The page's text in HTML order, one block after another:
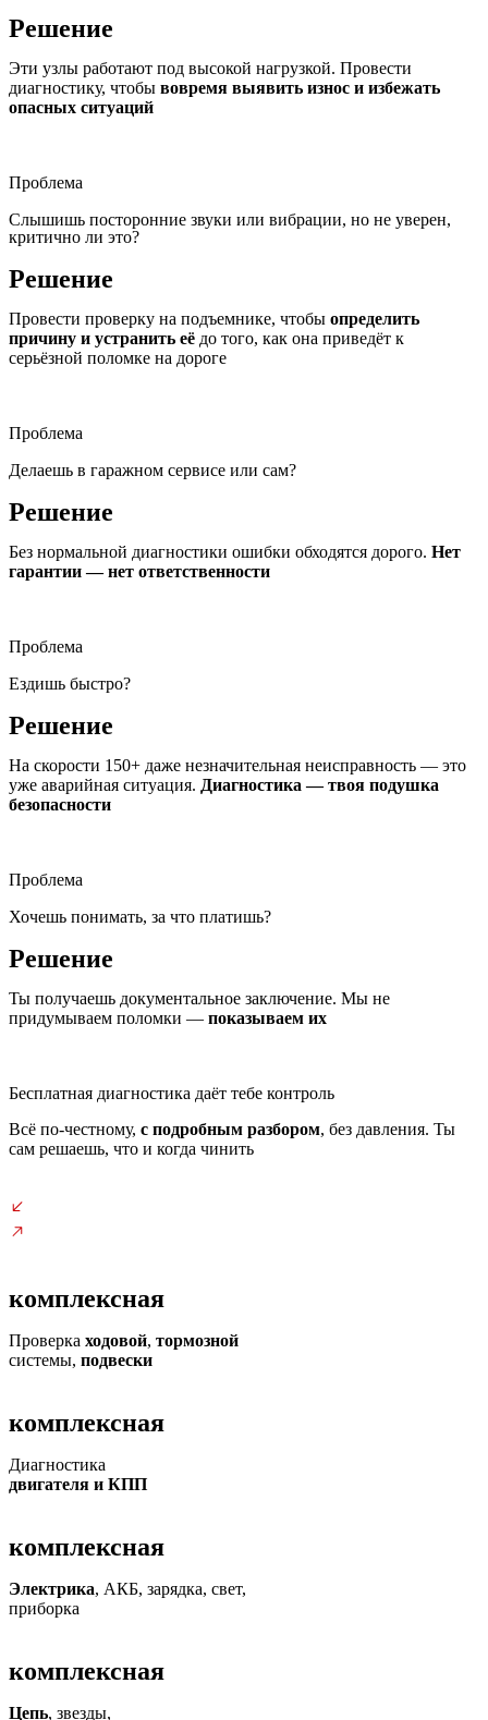
Решение
Эти узлы работают под высокой нагрузкой. Провести
диагностику, чтобы вовремя выявить износ и избежать
опасных ситуаций
Проблема
Слышишь посторонние звуки или вибрации, но не уверен,
критично ли это?
Решение
Провести проверку на подъемнике, чтобы определить
причину и устранить её до того, как она приведёт к
серьёзной поломке на дороге
Проблема
Делаешь в гаражном сервисе или сам?
Решение
Без нормальной диагностики ошибки обходятся дорого. Нет
гарантии — нет ответственности
Проблема
Ездишь быстро?
Решение
На скорости 150+ даже незначительная неисправность — это
уже аварийная ситуация. Диагностика — твоя подушка
безопасности
Проблема
Хочешь понимать, за что платишь?
Решение
Ты получаешь документальное заключение. Мы не
придумываем поломки — показываем их
Бесплатная диагностика даёт тебе контроль
Всё по-честному, с подробным разбором, без давления. Ты
сам решаешь, что и когда чинить
комплексная
Проверка ходовой, тормозной
системы, подвески
комплексная
Диагностика
двигателя и КПП
комплексная
Электрика, АКБ, зарядка, свет,
приборка
комплексная
Цепь, звезды,